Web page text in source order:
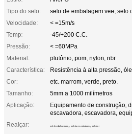
Tipo do selo:
selo de embalagem vee, selo
Velocidade:
< =15m/s
Temp:
-45/+200 C.C.
Pressão:
< =60MPa
Material:
plutônio, pom, nylon, nbr
Característica:
Resistência à alta pressão,
Cor:
etc. marrom, verde, preto.
Tamanho:
5mm a 1000 milímetros
Aplicação:
Equipamento de construção,
escavadora, escavadora,
Realçar:
selo de embalagem vee , selo da vee-embalagem, selo de v